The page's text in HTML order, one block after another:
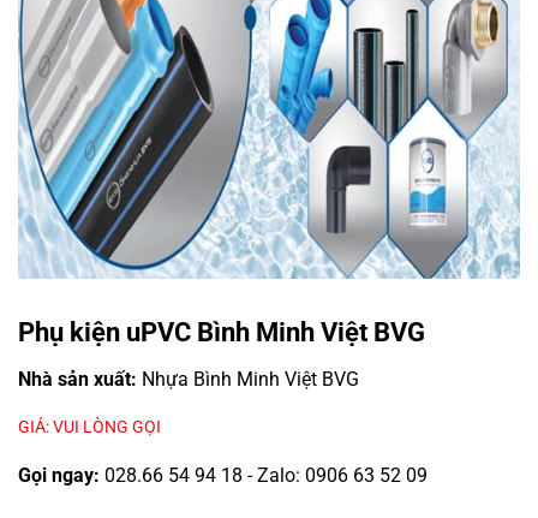
Phụ kiện uPVC Bình Minh Việt BVG
Nhà sản xuất: Nhựa Bình Minh Việt BVG
GIÁ: VUI LÒNG GỌI
Gọi ngay: 028.66 54 94 18 - Zalo: 0906 63 52 09